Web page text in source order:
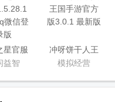
星官服
版益智
冲呀饼干人王
国手游官方版
模拟经营